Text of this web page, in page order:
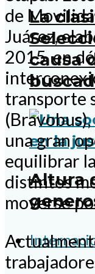
La
causa
Altura
de
Juárez,
2015, en
transporte
una gran
equilibrar
distintos
moverse